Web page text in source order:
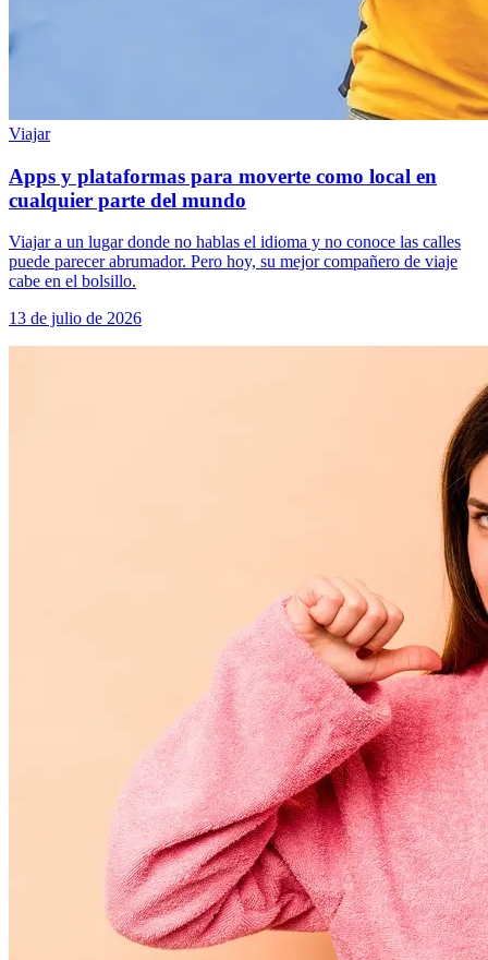
Viajar
Apps y plataformas para moverte como local en
cualquier parte del mundo
Viajar a un lugar donde no hablas el idioma y no conoce las calles
puede parecer abrumador. Pero hoy, su mejor compañero de viaje
cabe en el bolsillo.
13 de julio de 2026